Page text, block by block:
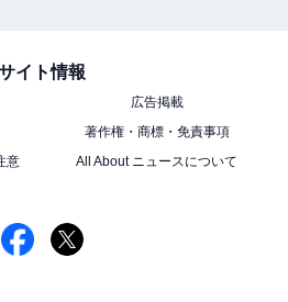
イト情報
広告掲載
著作権・商標・免責事項
意
All About ニュースについて